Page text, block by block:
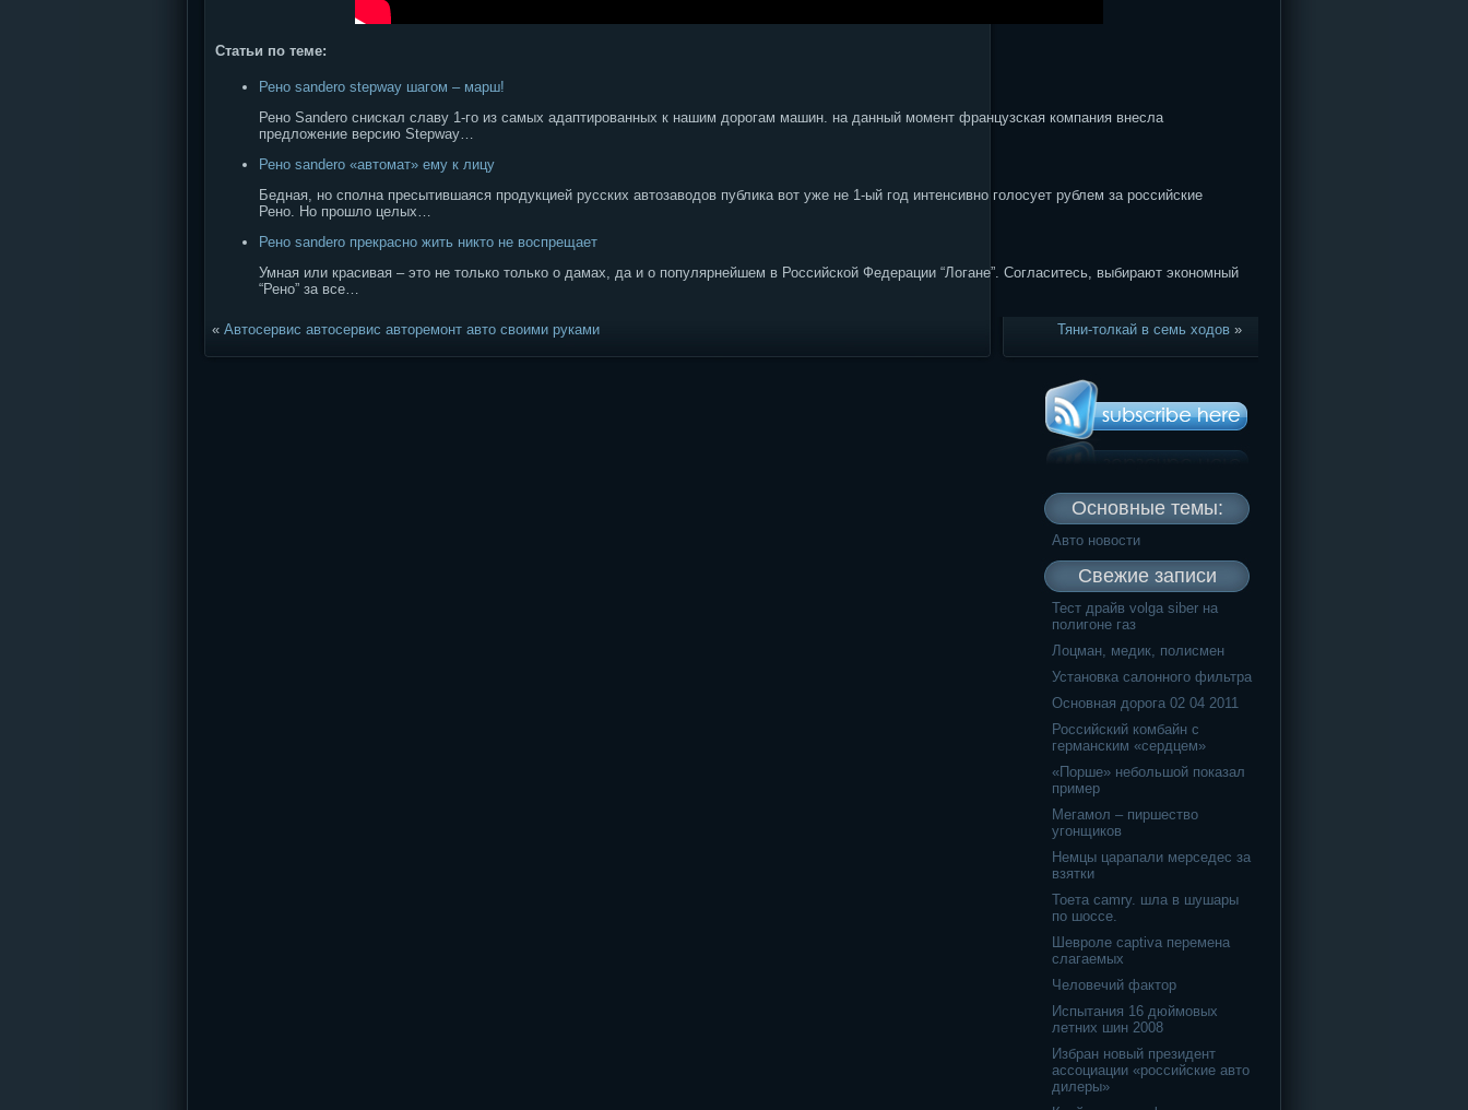
Статьи по теме:
Рено sandero stepway шагом – марш!
Рено Sandero снискал славу 1-го из самых адаптированных к нашим дорогам машин. на данный момент французская компания внесла
предложение версию Stepway…
Рено sandero «автомат» ему к лицу
Бедная, но сполна пресытившаяся продукцией русских автозаводов публика вот уже не 1-ый год интенсивно голосует рублем за российские
Рено. Но прошло целых…
Рено sandero прекрасно жить никто не воспрещает
Умная или красивая – это не только только о дамах, да и о популярнейшем в Российской Федерации “Логане”. Согласитесь, выбирают экономный
“Рено” за все…
« Автосервис автосервис авторемонт авто своими руками Тяни-толкай в семь ходов »
Основные темы:
Авто новости
Свежие записи
Тест драйв volga siber на
полигоне газ
Лоцман, медик, полисмен
Установка салонного фильтра
Основная дорога 02 04 2011
Российский комбайн с
германским «сердцем»
«Порше» небольшой показал
пример
Мегамол – пиршество
угонщиков
Немцы царапали мерседес за
взятки
Тоета camry. шла в шушары
по шоссе.
Шевроле captiva перемена
слагаемых
Человечий фактор
Испытания 16 дюймовых
летних шин 2008
Избран новый президент
ассоциации «российские авто
дилеры»